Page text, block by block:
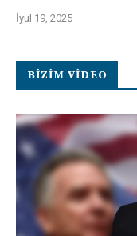
İyul 19, 2025
BIZIM VIDEO